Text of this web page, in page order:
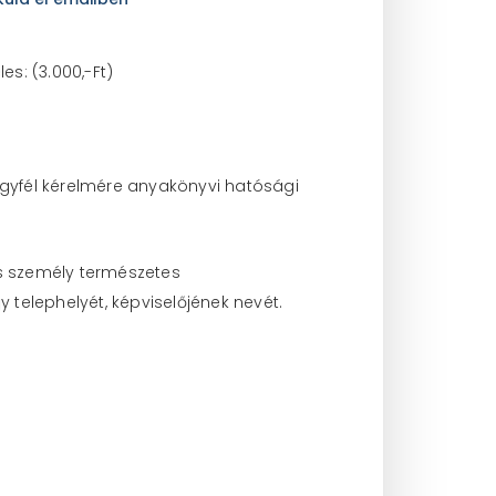
(3.000,-Ft)
kérelmére anyakönyvi hatósági
természetes
képviselőjének nevét.